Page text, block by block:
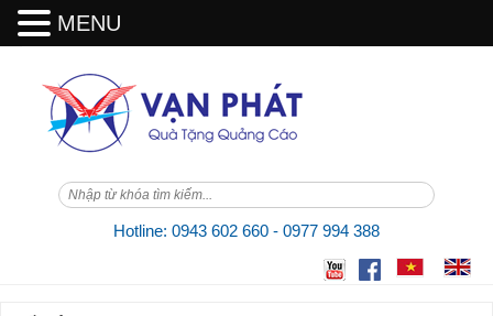
content
Hotline: 0943 602 660 - 0977 994 388
MENU